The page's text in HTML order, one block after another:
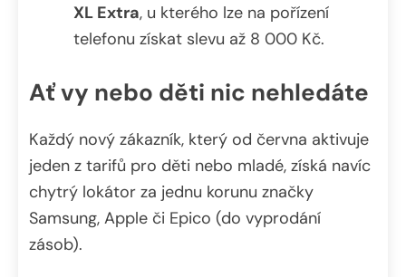
XL Extra, u kterého lze na pořízení
telefonu získat slevu až 8 000 Kč.
Ať vy nebo děti nic nehledáte
Každý nový zákazník, který od června aktivuje
jeden z tarifů pro děti nebo mladé, získá navíc
chytrý lokátor za jednu korunu značky
Samsung, Apple či Epico (do vyprodání
zásob).